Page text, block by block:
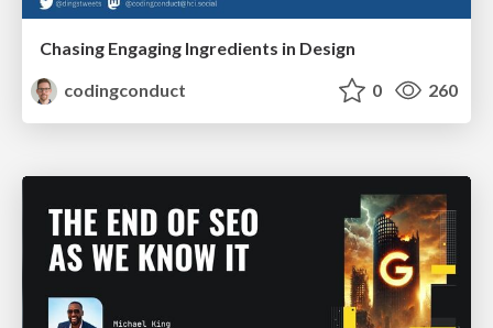
Chasing Engaging Ingredients in Design
codingconduct
0 260